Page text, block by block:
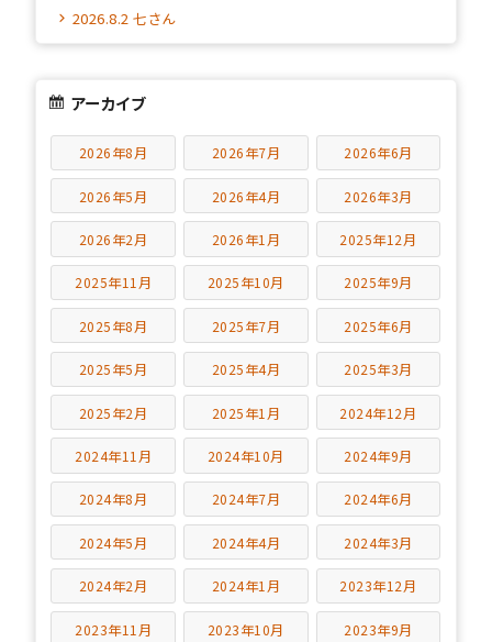
2026.8.2 七さん
アーカイブ
2026年8月 2026年7月 2026年6月
2026年5月 2026年4月 2026年3月
2026年2月 2026年1月 2025年12月
2025年11月 2025年10月 2025年9月
2025年8月 2025年7月 2025年6月
2025年5月 2025年4月 2025年3月
2025年2月 2025年1月 2024年12月
2024年11月 2024年10月 2024年9月
2024年8月 2024年7月 2024年6月
2024年5月 2024年4月 2024年3月
2024年2月 2024年1月 2023年12月
2023年11月 2023年10月 2023年9月